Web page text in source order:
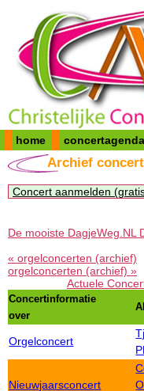
home concertagenda
Archief
Concert aanmelden
De mooiste DagjeWeg.NL
« orgelconcerten (archief)
orgelconcerten (archief) »
Actuele
Concertinformatie
over
Orgelconcert
Nieuwjaarsconcert